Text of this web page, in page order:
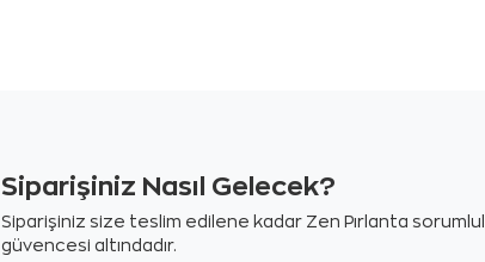
Siparişiniz Nasıl Gelecek?
Siparişiniz size teslim edilene kadar Zen Pırlanta
güvencesi altındadır.